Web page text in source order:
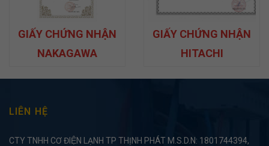
GIẤY CHỨNG NHẬN
NAKAGAWA
GIẤY CHỨNG NHẬN
HITACHI
LIÊN HỆ
CTY TNHH CƠ ĐIỆN LẠNH TP THỊNH PHÁT M.S.D.N: 1801744394,